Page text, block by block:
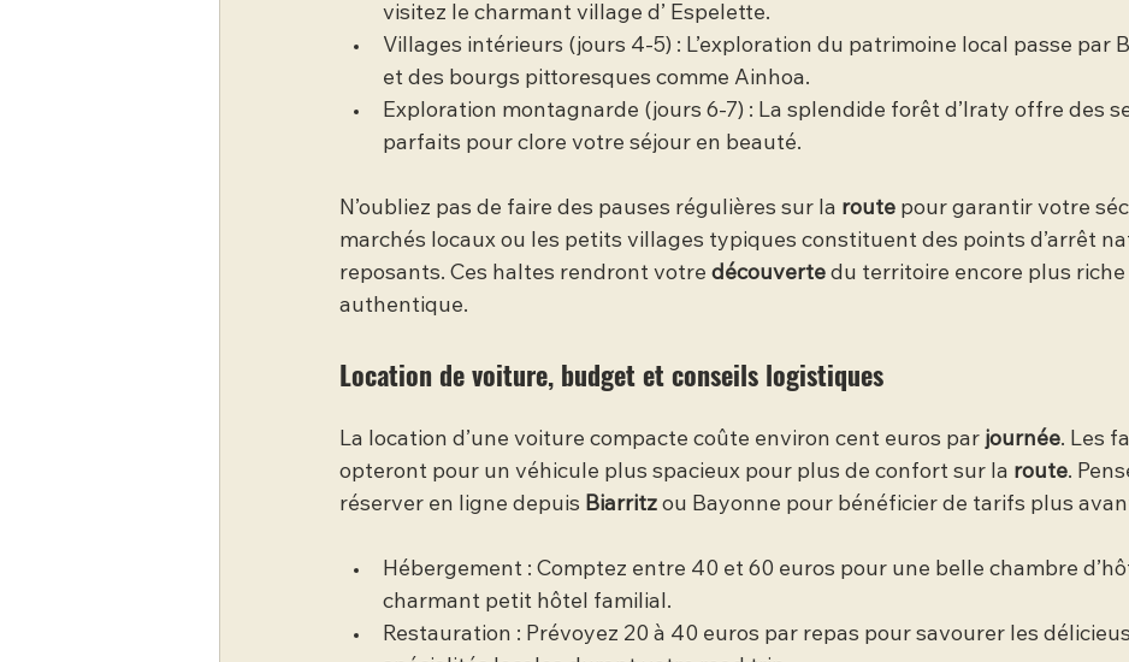
visitez le charmant village d’ Espelette.
Villages intérieurs (jours 4-5) : L’exploration du patrimoine local passe par
et des bourgs pittoresques comme Ainhoa.
Exploration montagnarde (jours 6-7) : La splendide forêt d’Iraty offre des
parfaits pour clore votre séjour en beauté.
N’oubliez pas de faire des pauses régulières sur la route pour garantir votre
marchés locaux ou les petits villages typiques constituent des points d’arrêt
reposants. Ces haltes rendront votre découverte du territoire encore plus
authentique.
Location de voiture, budget et conseils logistiques
La location d’une voiture compacte coûte environ cent euros par journée. Les
opteront pour un véhicule plus spacieux pour plus de confort sur la route.
réserver en ligne depuis Biarritz ou Bayonne pour bénéficier de tarifs plus
Hébergement : Comptez entre 40 et 60 euros pour une belle chambre
charmant petit hôtel familial.
Restauration : Prévoyez 20 à 40 euros par repas pour savourer les